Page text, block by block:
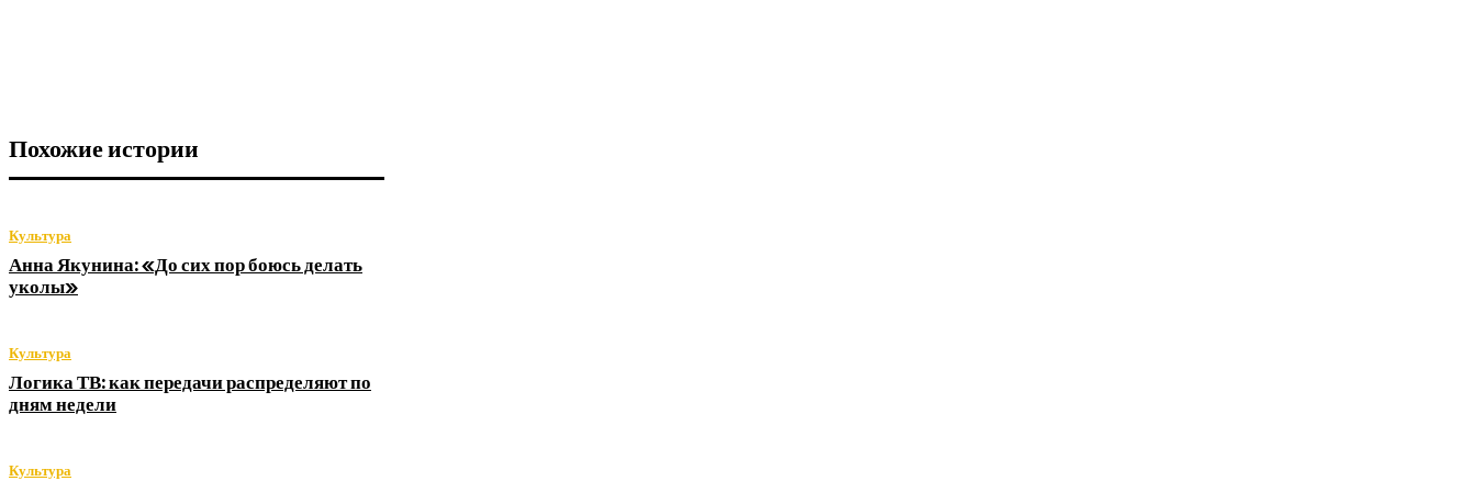
Похожие истории
Культура
Анна Якунина: «До сих пор боюсь делать
уколы»
Культура
Логика ТВ: как передачи распределяют по
дням недели
Культура